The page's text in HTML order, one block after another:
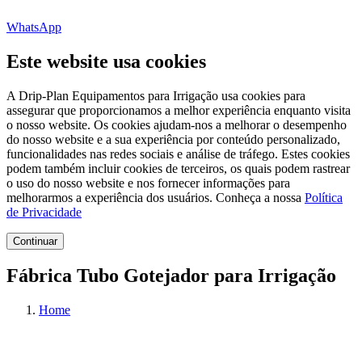
WhatsApp
Este website usa cookies
A Drip-Plan Equipamentos para Irrigação usa cookies para
assegurar que proporcionamos a melhor experiência enquanto visita
o nosso website. Os cookies ajudam-nos a melhorar o desempenho
do nosso website e a sua experiência por conteúdo personalizado,
funcionalidades nas redes sociais e análise de tráfego. Estes cookies
podem também incluir cookies de terceiros, os quais podem rastrear
o uso do nosso website e nos fornecer informações para
melhorarmos a experiência dos usuários. Conheça a nossa Política
de Privacidade
Continuar
Fábrica Tubo Gotejador para Irrigação
Home